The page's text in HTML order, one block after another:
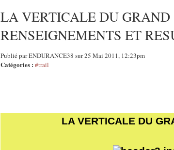
LA VERTICALE DU GRAND
RENSEIGNEMENTS ET
Publié par ENDURANCE38 sur 25 Mai 2011, 12:23pm
Catégories : #trail
LA VERTICALE DU